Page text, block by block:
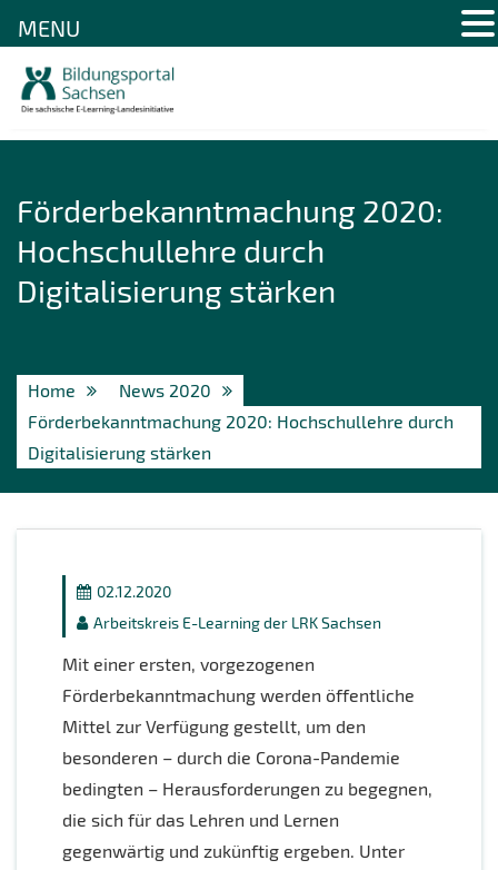
Förderbekanntmachung 2020:
Hochschullehre durch
Digitalisierung stärken
Home
News 2020
Förderbekanntmachung 2020: Hochschullehre durch
Digitalisierung stärken
02.12.2020
Arbeitskreis E-Learning der LRK Sachsen
Mit einer ersten, vorgezogenen
Förderbekanntmachung werden öffentliche
Mittel zur Verfügung gestellt, um den
besonderen – durch die Corona-Pandemie
bedingten – Herausforderungen zu begegnen,
die sich für das Lehren und Lernen
gegenwärtig und zukünftig ergeben. Unter
MENU